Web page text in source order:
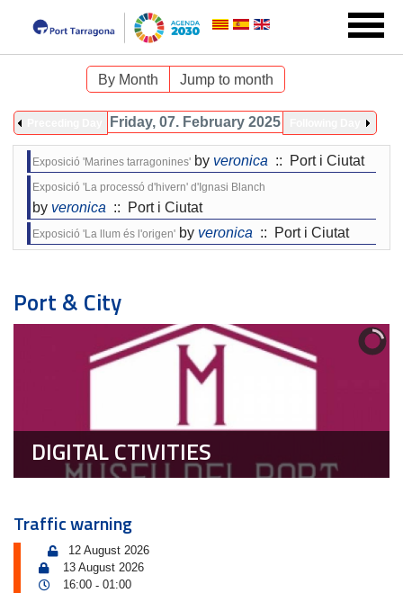
By Month Jump to month
Friday, 07. February 2025
Exposició 'Marines tarragonines' by veronica :: Port i Ciutat
Exposició 'La processó d'hivern' d'Ignasi Blanch
by veronica :: Port i Ciutat
Exposició 'La llum és l'origen' by veronica :: Port i Ciutat
Port & City
DIGITAL CTIVITIES
Traffic warning
12 August 2026
13 August 2026
16:00 - 01:00